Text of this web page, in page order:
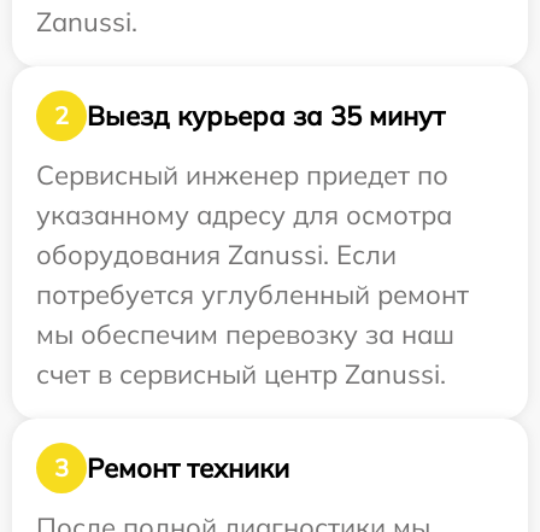
Zanussi.
2
Выезд курьера за 35 минут
Сервисный инженер приедет по
указанному адресу для осмотра
оборудования Zanussi. Если
потребуется углубленный ремонт
мы обеспечим перевозку за наш
счет в сервисный центр Zanussi.
3
Ремонт техники